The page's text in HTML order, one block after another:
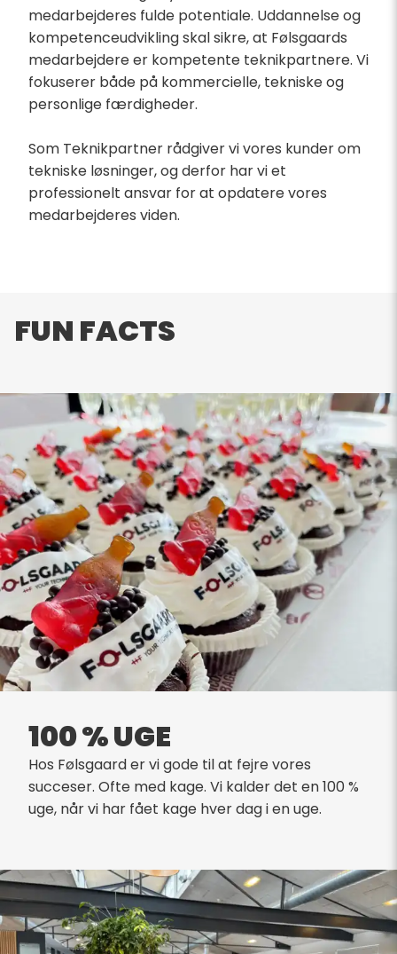
medarbejderes fulde potentiale. Uddannelse og
kompetenceudvikling skal sikre, at Følsgaards
medarbejdere er kompetente teknikpartnere. Vi
fokuserer både på kommercielle, tekniske og
personlige færdigheder.
Som Teknikpartner rådgiver vi vores kunder om
tekniske løsninger, og derfor har vi et
professionelt ansvar for at opdatere vores
medarbejderes viden.
FUN FACTS
100 % UGE
Hos Følsgaard er vi gode til at fejre vores
succeser. Ofte med kage. Vi kalder det en 100 %
uge, når vi har fået kage hver dag i en uge.